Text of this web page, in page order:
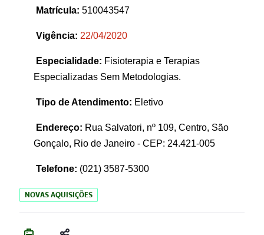
Matrícula: 510043547
Vigência: 22/04/2020
Especialidade: Fisioterapia e Terapias
Especializadas Sem Metodologias.
Tipo de Atendimento: Eletivo
Endereço: Rua Salvatori, nº 109, Centro, São
Gonçalo, Rio de Janeiro - CEP: 24.421-005
Telefone: (021) 3587-5300
NOVAS AQUISIÇÕES